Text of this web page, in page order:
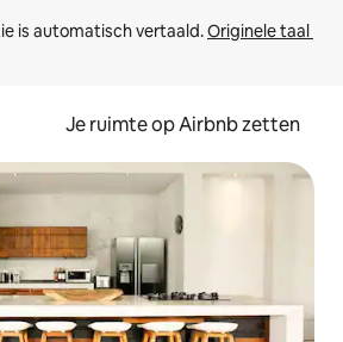
is automatisch vertaald. Originele taal
Je ruimte op Airbnb zetten